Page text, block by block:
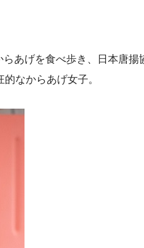
あげを食べ歩き、日本唐揚
なからあげ女子。